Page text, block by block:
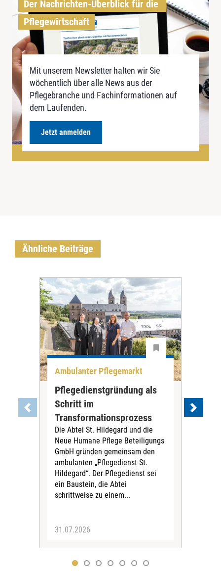
Der Nachrichten-Überblick für die
Pflegewirtschaft
Mit unserem Newsletter halten wir Sie
wöchentlich über alle News aus der
Pflegebranche und Fachinformationen auf
dem Laufenden.
Jetzt anmelden
Ähnliche Beiträge
Ambulanter Pflegemarkt
Pflegedienstgründung als
Schritt im
Transformationsprozess
Die Abtei St. Hildegard und die
Neue Humane Pflege Beteiligungs
GmbH gründen gemeinsam den
ambulanten „Pflegedienst St.
Hildegard“. Der Pflegedienst sei
ein Baustein, die Abtei
schrittweise zu einem...
31.07.2026